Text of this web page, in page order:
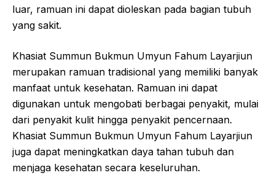
luar, ramuan ini dapat dioleskan pada bagian tubuh
yang sakit.
Khasiat Summun Bukmun Umyun Fahum Layarjiun
merupakan ramuan tradisional yang memiliki banyak
manfaat untuk kesehatan. Ramuan ini dapat
digunakan untuk mengobati berbagai penyakit, mulai
dari penyakit kulit hingga penyakit pencernaan.
Khasiat Summun Bukmun Umyun Fahum Layarjiun
juga dapat meningkatkan daya tahan tubuh dan
menjaga kesehatan secara keseluruhan.